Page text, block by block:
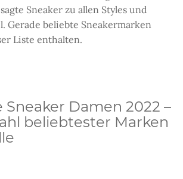
Sneaker zu allen Styles und
Gerade beliebte Sneakermarken
Liste enthalten.
Damen 2022 –
beliebtester Marken